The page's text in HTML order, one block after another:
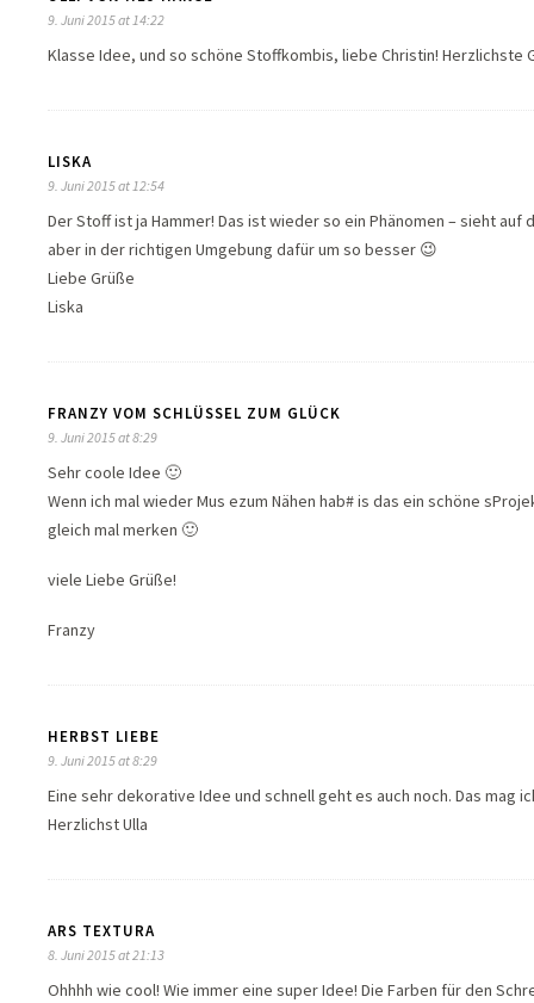
9. Juni 2015 at 14:22
Klasse Idee, und so schöne Stoffkombis, liebe Christin! Herzlichste
LISKA
9. Juni 2015 at 12:54
Der Stoff ist ja Hammer! Das ist wieder so ein Phänomen – sieht
aber in der richtigen Umgebung dafür um so besser 😉
Liebe Grüße
Liska
FRANZY VOM SCHLÜSSEL ZUM GLÜCK
9. Juni 2015 at 8:29
Sehr coole Idee 🙂
Wenn ich mal wieder Mus ezum Nähen hab# is das ein schöne
gleich mal merken 🙂
viele Liebe Grüße!
Franzy
HERBST LIEBE
9. Juni 2015 at 8:29
Eine sehr dekorative Idee und schnell geht es auch noch. Das mag
Herzlichst Ulla
ARS TEXTURA
8. Juni 2015 at 21:13
Ohhhh wie cool! Wie immer eine super Idee! Die Farben für den